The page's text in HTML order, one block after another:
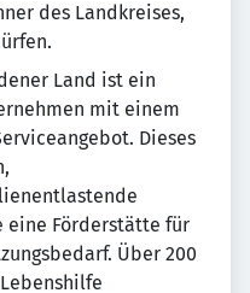
des Landkreises,
Land ist ein
mit einem
Dieses
eine Förderstätte für
Über 200